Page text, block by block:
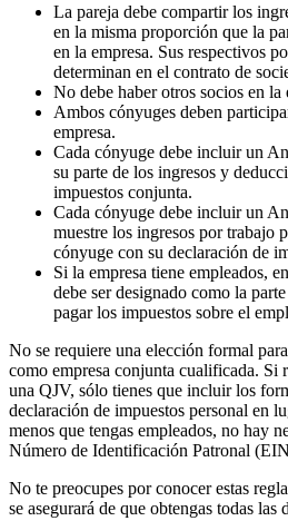
La pareja debe compartir los
en la misma proporción que la
en la empresa. Sus respectivos
determinan en el contrato de
No debe haber otros socios en la
Ambos cónyuges deben
empresa.
Cada cónyuge debe incluir un
su parte de los ingresos y
impuestos conjunta.
Cada cónyuge debe incluir un
muestre los ingresos por trabajo
cónyuge con su declaración de
Si la empresa tiene empleados,
debe ser designado como la
pagar los impuestos sobre el
No se requiere una elección formal
como empresa conjunta cualificada. Si
una QJV, sólo tienes que incluir los
declaración de impuestos personal en
menos que tengas empleados, no hay
Número de Identificación Patronal
No te preocupes por conocer estas
se asegurará de que obtengas todas las